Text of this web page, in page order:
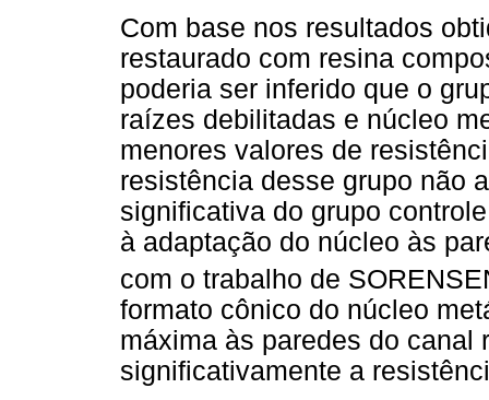
Com base nos resultados
restaurado com resina
poderia ser inferido que o
raízes debilitadas e núcleo
menores valores de
resistência desse grupo não
significativa do grupo
à adaptação do núcleo às
com o trabalho de
formato cônico do núcleo
máxima às paredes do canal
significativamente a